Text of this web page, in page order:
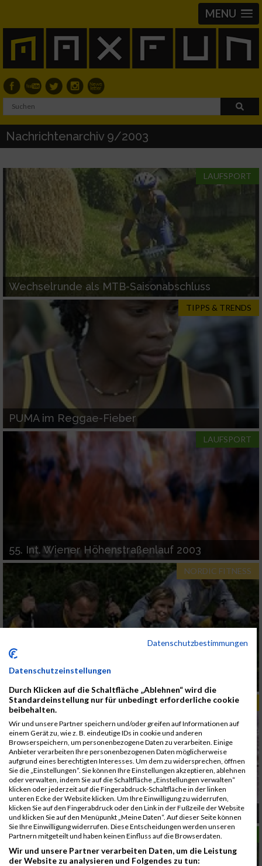
MENU
Nachrichtenarchiv 9/2003
LAUFSPORT
Wechselrunde als MTB-Saisonabschluss
TIPPS & TRENDS
PUMA im Reggae-Fieber
LAUFSPORT
55. Int. Wiener Höhenstraßenlauf 2003
NORDIC FITNESS
TIPPS & TRENDS
Wie du dich bewegst, so bist du:
LAUFSPORT
Datenschutzbestimmungen
Datenschutzeinstellungen
Durch Klicken auf die Schaltfläche „Ablehnen“ wird die
Standardeinstellung nur für unbedingt erforderliche cookie
beibehalten.
Wir und unsere Partner speichern und/oder greifen auf Informationen auf
einem Gerät zu, wie z. B. eindeutige IDs in cookie und anderen
Browserspeichern, um personenbezogene Daten zu verarbeiten. Einige
Anbieter verarbeiten Ihre personenbezogenen Daten möglicherweise
aufgrund eines berechtigten Interesses. Um dem zu widersprechen, öffnen
Sie die „Einstellungen“. Sie können Ihre Einstellungen akzeptieren, ablehnen
oder verwalten, indem Sie auf die Schaltfläche „Einstellungen verwalten“
klicken oder jederzeit auf die Fingerabdruck-Schaltfläche in der linken
unteren Ecke der Website klicken. Um Ihre Einwilligung zu widerrufen,
klicken Sie auf den Fingerabdruck oder den Link in der Fußzeile der Website
und klicken Sie auf den Menüpunkt „Meine Daten“. Auf dieser Seite können
Sie Ihre Einwilligung widerrufen. Diese Entscheidungen werden unseren
Partnern mitgeteilt und haben keinen Einfluss auf die Browserdaten.
Wir und unsere Partner verarbeiten Daten, um die Leistung
der Website zu analysieren und Folgendes zu tun: